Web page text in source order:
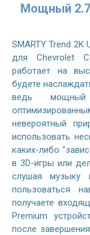
Мощный 2.7
SMARTY Trend
для Chevrolet
работает на
будете
ведь
невероятный
использовать
каких-либо
в 3D-игры или
слушая музыку
пользоваться
получаете
Premium
после